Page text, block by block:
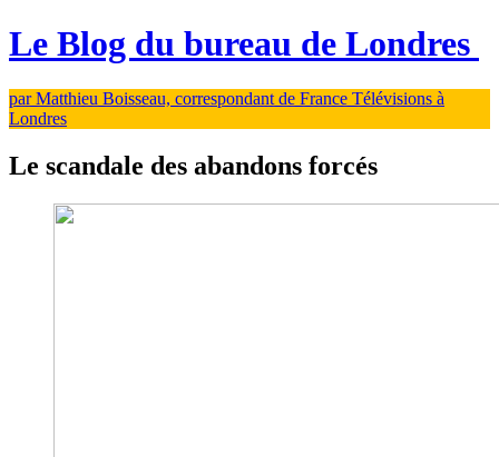
Le Blog du bureau de Londres
par Matthieu Boisseau, correspondant de France Télévisions à
Londres
Le scandale des abandons forcés